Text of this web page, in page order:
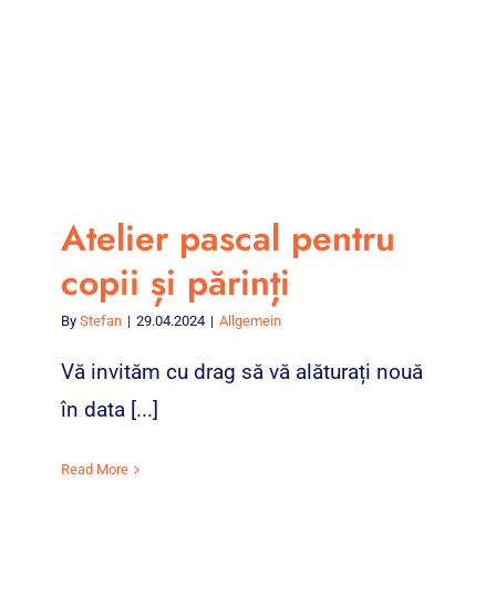
Atelier pascal pentru
copii și părinți
By Stefan | 29.04.2024 | Allgemein
Vă invităm cu drag să vă alăturați nouă
în data [...]
Read More